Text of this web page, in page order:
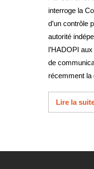
interroge la
d’un contrôle
autorité
l’HADOPI
de
récemment la
Lire la